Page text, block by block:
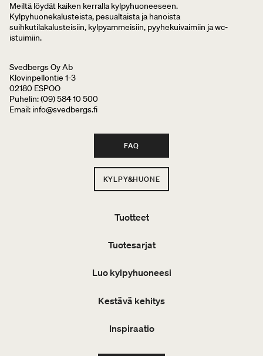
Meiltä löydät kaiken kerralla kylpyhuoneeseen.
Kylpyhuonekalusteista, pesualtaista ja hanoista
suihkutilakalusteisiin, kylpyammeisiin, pyyhekuivaimiin ja wc-
istuimiin.
Svedbergs Oy Ab
Klovinpellontie 1-3
02180 ESPOO
Puhelin: (09) 584 10 500
Email: info@svedbergs.fi
FAQ
KYLPY&HUONE
Tuotteet
Tuotesarjat
Luo kylpyhuoneesi
Kestävä kehitys
Inspiraatio